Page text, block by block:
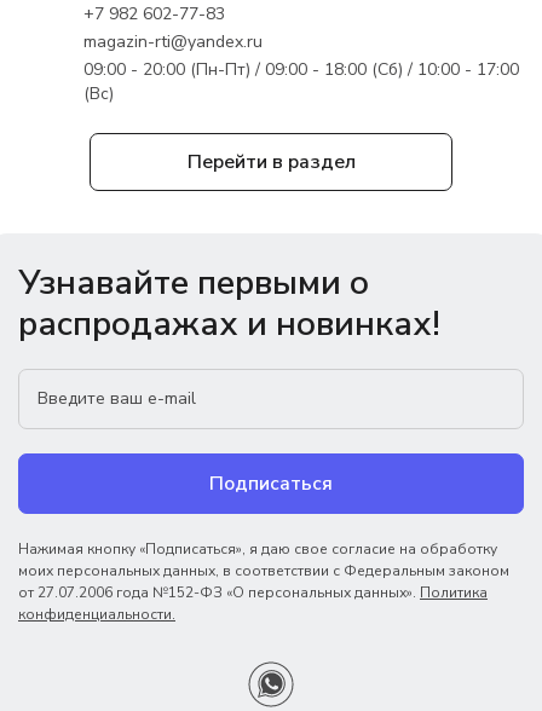
Перейти в раздел
+7 982 602-77-83
magazin-rti@yandex.ru
09:00 - 20:00 (Пн-Пт) / 09:00 - 18:00 (Сб) / 10:00 - 17:00
(Вс)
Узнавайте первыми о
распродажах и новинках!
Подписаться
Нажимая кнопку «Подписаться», я даю свое согласие на обработку
моих персональных данных, в соответствии с Федеральным законом
от 27.07.2006 года №152-ФЗ «О персональных данных». Политика
конфиденциальности.